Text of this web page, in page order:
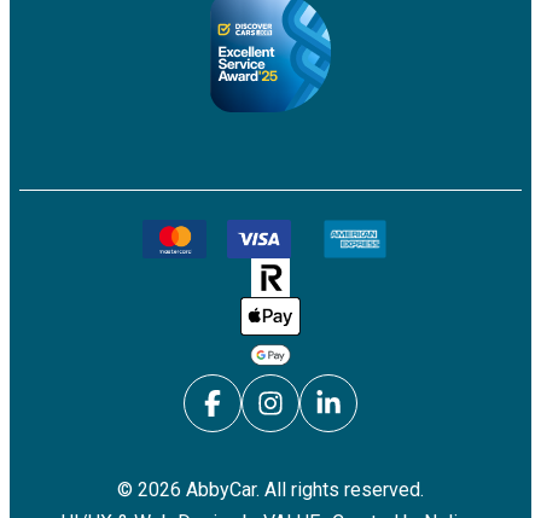
© 2026 AbbyCar. All rights reserved.